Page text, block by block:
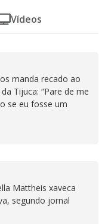
Vídeos
manda recado ao
Tijuca: “Pare de me
se eu fosse um
Mattheis xaveca
segundo jornal